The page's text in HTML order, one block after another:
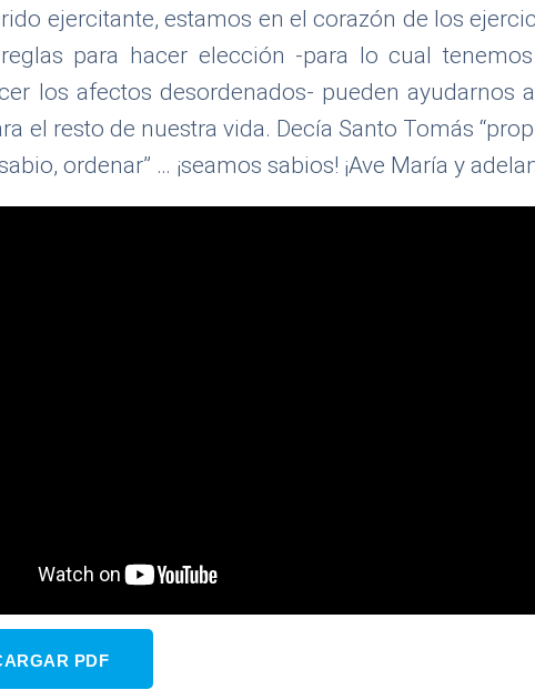
ejercitante, estamos en el corazón de los
para hacer elección -para lo cual
los afectos desordenados- pueden ayudarnos
el resto de nuestra vida. Decía Santo Tomás
ordenar” … ¡seamos sabios! ¡Ave María y
PDF